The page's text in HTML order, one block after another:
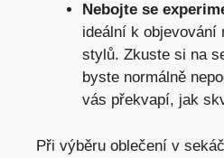
Nebojte se
ideální k objevování
stylů. Zkuste si na
byste normálně
vás překvapí, jak
Při výběru oblečení v